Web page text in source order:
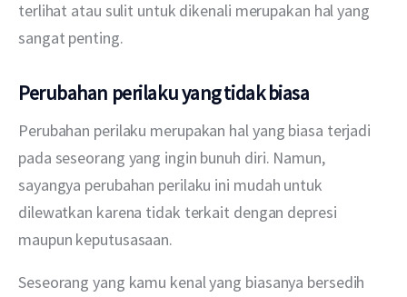
terlihat atau sulit untuk dikenali merupakan hal yang
sangat penting.
Perubahan perilaku yang tidak biasa
Perubahan perilaku merupakan hal yang biasa terjadi
pada seseorang yang ingin bunuh diri. Namun,
sayangya perubahan perilaku ini mudah untuk
dilewatkan karena tidak terkait dengan depresi
maupun keputusasaan.
Seseorang yang kamu kenal yang biasanya bersedih